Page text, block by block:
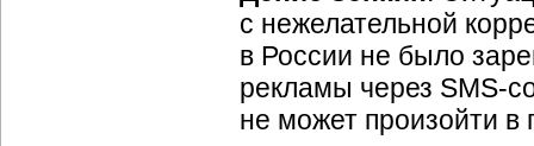
с нежелательной
в России не было
рекламы через SMS-
не может произойти в